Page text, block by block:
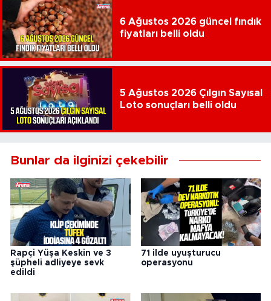
6 Ağustos 2026 güncel fındık
fiyatları belli oldu
5 Ağustos 2026 Çılgın Sayısal
Loto sonuçları belli oldu
Bunlar da ilginizi çekebilir
Rapçi Yüşa Keskin ve 3
şüpheli adliyeye sevk
edildi
71 ilde uyuşturucu
operasyonu